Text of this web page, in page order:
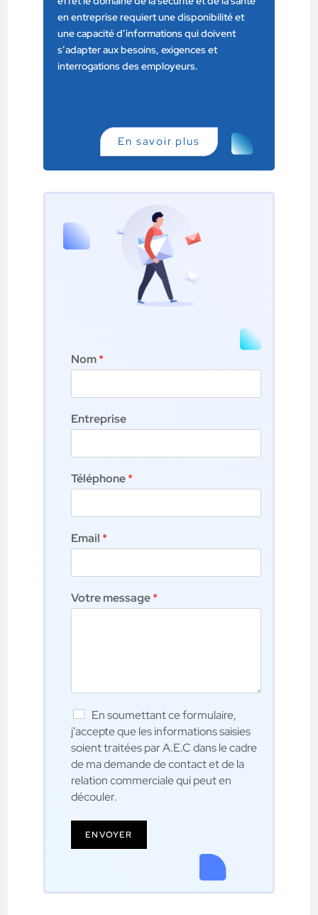
en entreprise requiert une disponibilité et
une capacité d’informations qui doivent
s’adapter aux besoins, exigences et
interrogations des employeurs.
En savoir plus
Nom*
Entreprise
Téléphone*
Email *
Votre message*
En soumettant ce formulaire,
j'accepte que les informations saisies
soient traitées par A.E.C dans le cadre
de ma demande de contact et de la
relation commerciale qui peut en
découler.
ENVOYER